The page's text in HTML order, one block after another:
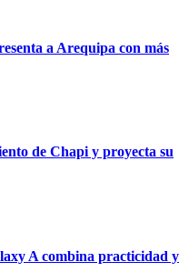
a Arequipa con más
de Chapi y proyecta su
A combina practicidad y